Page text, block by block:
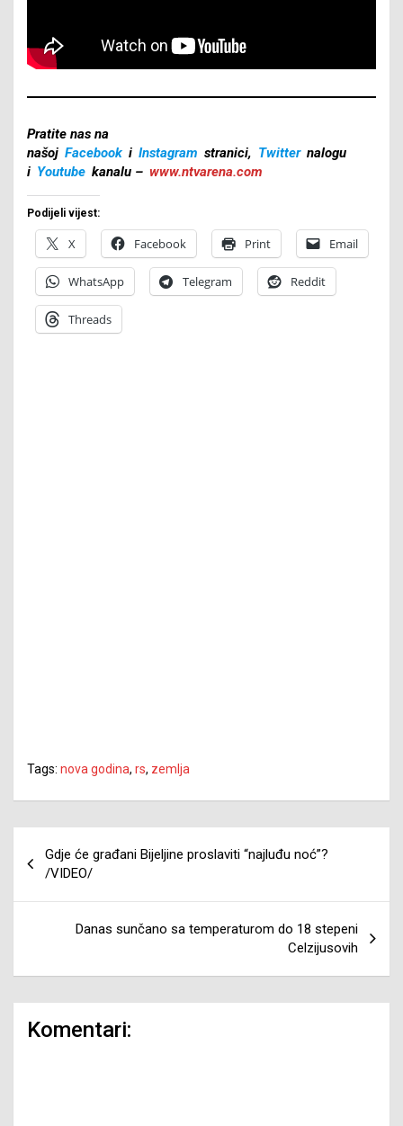
Pratite nas na
našoj Facebook i Instagram stranici, Twitter nalogu
i Youtube kanalu – www.ntvarena.com
Podijeli vijest:
X Facebook Print Email
WhatsApp Telegram Reddit
Threads
Tags: nova godina, rs, zemlja
članaka
Gdje će građani Bijeljine proslaviti “najluđu noć”?
/VIDEO/
Danas sunčano sa temperaturom do 18 stepeni
Celzijusovih
Komentari: